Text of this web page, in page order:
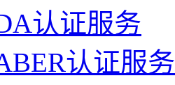
认证服务
认证服务